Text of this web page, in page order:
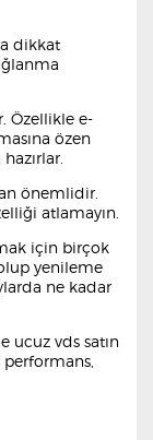
dikkat
Özellikle e-
özen
önemlidir.
atlamayın.
için birçok
yenileme
ne kadar
ucuz vds satın